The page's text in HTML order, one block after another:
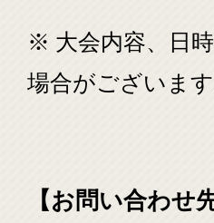
※ 大会内容、日
場合がございます
【お問い合わせ先